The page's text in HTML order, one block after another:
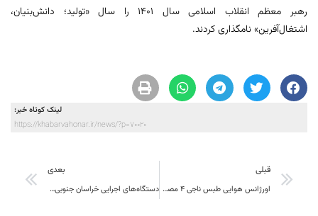
رهبر معظم انقلاب اسلامی سال ۱۴۰۱ را سال «تولید؛ دانش‌بنیان،
اشتغال‌آفرین» نامگذاری کردند.
لینک کوتاه خبر:
https://khabarvahonar.ir/news/?p=70020
قبلی
اورژانس هوایی طبس ناجی ۴ مصدوم شد
بعدی
دستگاه‌های اجرایی خراسان جنوبی موظف به پشتیبانی از گروه‌های جهادی هستند